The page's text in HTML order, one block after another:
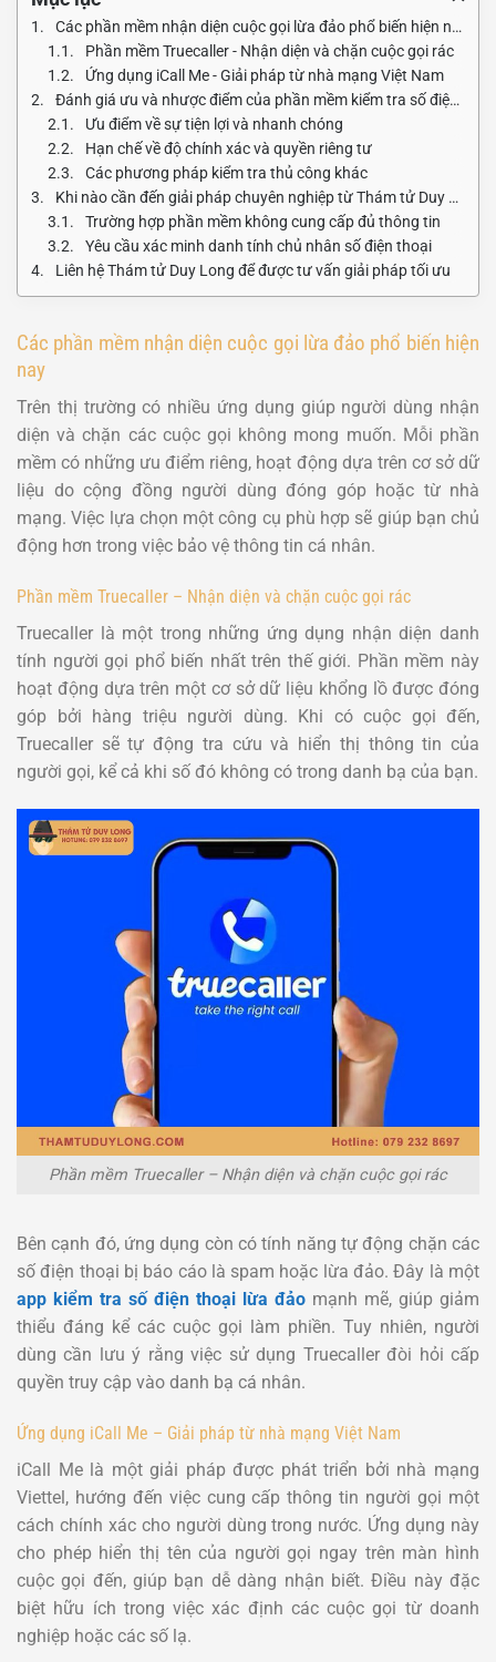
Các phần mềm nhận diện cuộc gọi lừa đảo phổ biến hiện nay
Phần mềm Truecaller - Nhận diện và chặn cuộc gọi rác
Ứng dụng iCall Me - Giải pháp từ nhà mạng Việt Nam
Đánh giá ưu và nhược điểm của phần mềm kiểm tra số điện thoại
Ưu điểm về sự tiện lợi và nhanh chóng
Hạn chế về độ chính xác và quyền riêng tư
Các phương pháp kiểm tra thủ công khác
Khi nào cần đến giải pháp chuyên nghiệp từ Thám tử Duy Long?
Trường hợp phần mềm không cung cấp đủ thông tin
Yêu cầu xác minh danh tính chủ nhân số điện thoại
Liên hệ Thám tử Duy Long để được tư vấn giải pháp tối ưu
Các phần mềm nhận diện cuộc gọi lừa đảo phổ biến hiện
nay
Trên thị trường có nhiều ứng dụng giúp người dùng nhận
diện và chặn các cuộc gọi không mong muốn. Mỗi phần
mềm có những ưu điểm riêng, hoạt động dựa trên cơ sở dữ
liệu do cộng đồng người dùng đóng góp hoặc từ nhà
mạng. Việc lựa chọn một công cụ phù hợp sẽ giúp bạn chủ
động hơn trong việc bảo vệ thông tin cá nhân.
Phần mềm Truecaller – Nhận diện và chặn cuộc gọi rác
Truecaller là một trong những ứng dụng nhận diện danh
tính người gọi phổ biến nhất trên thế giới. Phần mềm này
hoạt động dựa trên một cơ sở dữ liệu khổng lồ được đóng
góp bởi hàng triệu người dùng. Khi có cuộc gọi đến,
Truecaller sẽ tự động tra cứu và hiển thị thông tin của
người gọi, kể cả khi số đó không có trong danh bạ của bạn.
Phần mềm Truecaller – Nhận diện và chặn cuộc gọi rác
Bên cạnh đó, ứng dụng còn có tính năng tự động chặn các
số điện thoại bị báo cáo là spam hoặc lừa đảo. Đây là một
app kiểm tra số điện thoại lừa đảo mạnh mẽ, giúp giảm
thiểu đáng kể các cuộc gọi làm phiền. Tuy nhiên, người
dùng cần lưu ý rằng việc sử dụng Truecaller đòi hỏi cấp
quyền truy cập vào danh bạ cá nhân.
Ứng dụng iCall Me – Giải pháp từ nhà mạng Việt Nam
iCall Me là một giải pháp được phát triển bởi nhà mạng
Viettel, hướng đến việc cung cấp thông tin người gọi một
cách chính xác cho người dùng trong nước. Ứng dụng này
cho phép hiển thị tên của người gọi ngay trên màn hình
cuộc gọi đến, giúp bạn dễ dàng nhận biết. Điều này đặc
biệt hữu ích trong việc xác định các cuộc gọi từ doanh
nghiệp hoặc các số lạ.